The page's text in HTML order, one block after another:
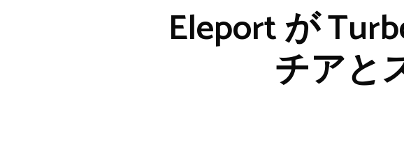
Eleport が
チアと